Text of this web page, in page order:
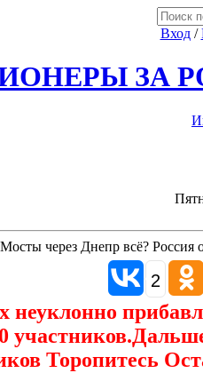
Вход/
ЗА
Мосты через Днепр всё? Россия
2
неуклонно
Торопитесь